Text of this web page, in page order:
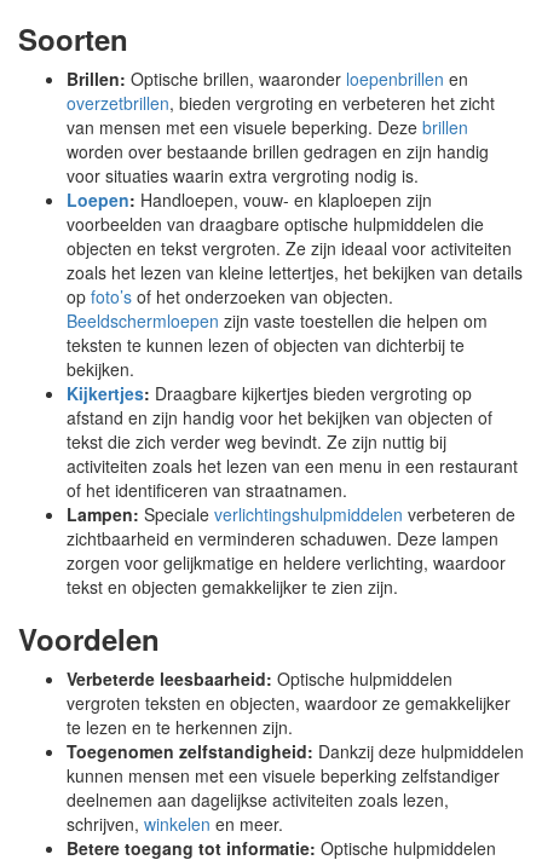
Soorten
Brillen: Optische brillen, waaronder loepenbrillen en
overzetbrillen, bieden vergroting en verbeteren het zicht
van mensen met een visuele beperking. Deze brillen
worden over bestaande brillen gedragen en zijn handig
voor situaties waarin extra vergroting nodig is.
Loepen: Handloepen, vouw- en klaploepen zijn
voorbeelden van draagbare optische hulpmiddelen die
objecten en tekst vergroten. Ze zijn ideaal voor activiteiten
zoals het lezen van kleine lettertjes, het bekijken van details
op foto’s of het onderzoeken van objecten.
Beeldschermloepen zijn vaste toestellen die helpen om
teksten te kunnen lezen of objecten van dichterbij te
bekijken.
Kijkertjes: Draagbare kijkertjes bieden vergroting op
afstand en zijn handig voor het bekijken van objecten of
tekst die zich verder weg bevindt. Ze zijn nuttig bij
activiteiten zoals het lezen van een menu in een restaurant
of het identificeren van straatnamen.
Lampen: Speciale verlichtingshulpmiddelen verbeteren de
zichtbaarheid en verminderen schaduwen. Deze lampen
zorgen voor gelijkmatige en heldere verlichting, waardoor
tekst en objecten gemakkelijker te zien zijn.
Voordelen
Verbeterde leesbaarheid: Optische hulpmiddelen
vergroten teksten en objecten, waardoor ze gemakkelijker
te lezen en te herkennen zijn.
Toegenomen zelfstandigheid: Dankzij deze hulpmiddelen
kunnen mensen met een visuele beperking zelfstandiger
deelnemen aan dagelijkse activiteiten zoals lezen,
schrijven, winkelen en meer.
Betere toegang tot informatie: Optische hulpmiddelen